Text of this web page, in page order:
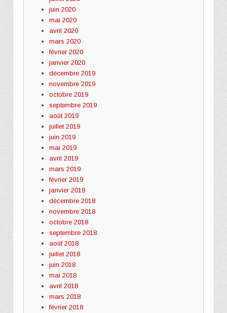
juin 2020
mai 2020
avril 2020
mars 2020
février 2020
janvier 2020
décembre 2019
novembre 2019
octobre 2019
septembre 2019
août 2019
juillet 2019
juin 2019
mai 2019
avril 2019
mars 2019
février 2019
janvier 2019
décembre 2018
novembre 2018
octobre 2018
septembre 2018
août 2018
juillet 2018
juin 2018
mai 2018
avril 2018
mars 2018
février 2018